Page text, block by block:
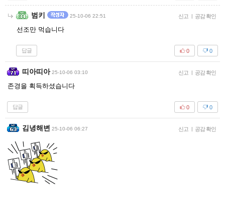
범키 25-10-06 22:51 신고 | 공감 확인
선조만 먹습니다
답글 0
0
띠아띠아 25-10-06 03:10 신고 | 공감 확인
존경을 획득하셨습니다
답글 0
0
김녕해변 25-10-06 06:27 신고 | 공감 확인